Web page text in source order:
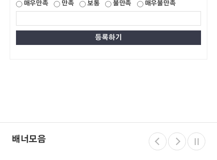
매우만족 만족 보통 불만족 매우불만족
배너모음